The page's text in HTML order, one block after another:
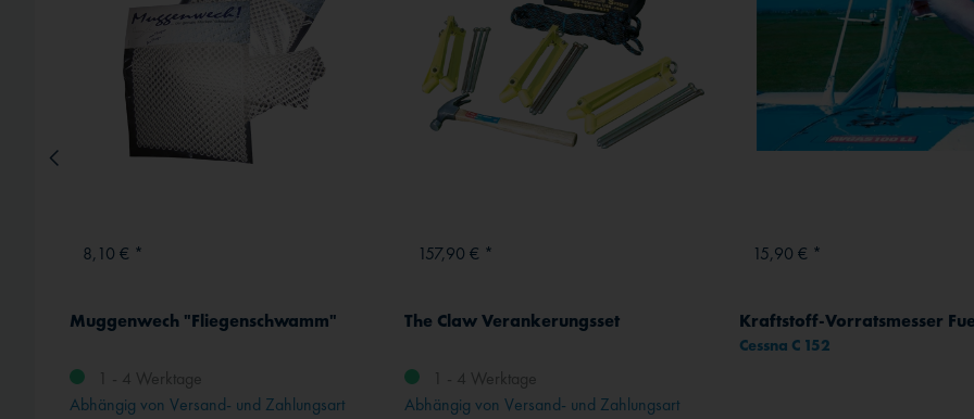
8,10 € *
Muggenwech "Fliegenschwamm"
1 - 4 Werktage
Abhängig von Versand- und Zahlungsart
157,90 € *
The Claw Verankerungsset
1 - 4 Werktage
Abhängig von Versand- und Zahlungsart
15,90 € *
Kraftstoff-Vorratsmesser
Cessna C 152